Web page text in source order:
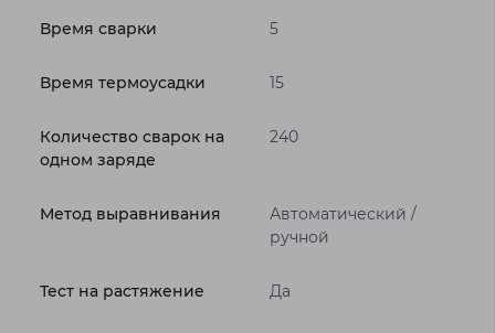
Время сварки 5
Время термоусадки 15
Количество сварок на
одном заряде
240
Метод выравнивания
Автоматический /
ручной
Тест на растяжение Да